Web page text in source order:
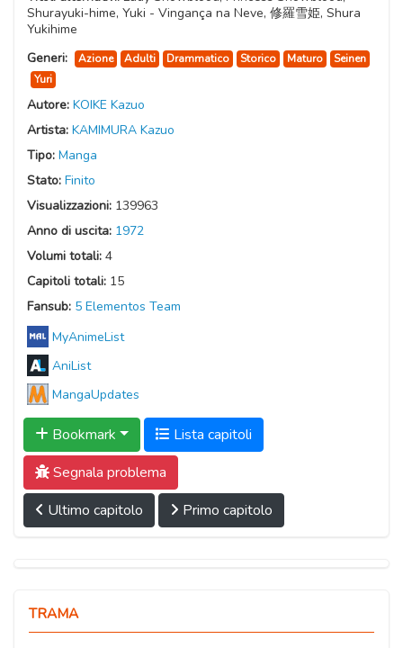
Shurayuki-hime, Yuki - Vingança na Neve, 修羅雪姫, Shura
Yukihime
Generi:
Azione Adulti Drammatico Storico Maturo
Seinen
Yuri
Autore: KOIKE Kazuo
Artista: KAMIMURA Kazuo
Tipo: Manga
Stato: Finito
Visualizzazioni: 139963
Anno di uscita: 1972
Volumi totali: 4
Capitoli totali: 15
Fansub: 5 Elementos Team
MyAnimeList
AniList
MangaUpdates
Bookmark
Lista capitoli
Segnala problema
Ultimo capitolo
Primo capitolo
TRAMA